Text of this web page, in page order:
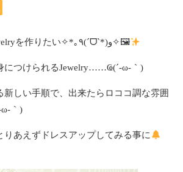
逆さ絵みたいなJewelryを作りたい✧*｡٩(ˊᗜˋ*)و✧🖼
につけられるJewelry……Ҩ(´-ω-｀)
新しい手順で、出来たらロココ調な雰囲
｀)
りあえずドレスアップしてみる事に